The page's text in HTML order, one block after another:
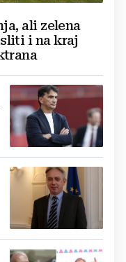
ali zelena
i na kraj